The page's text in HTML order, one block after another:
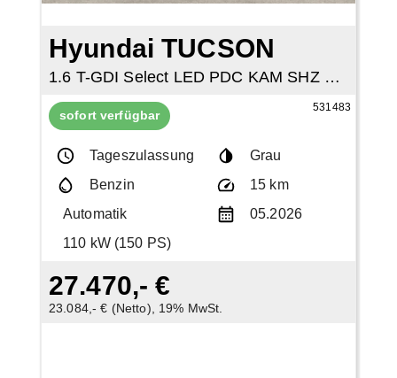
Hyundai TUCSON
1.6 T-GDI Select LED PDC KAM SHZ NAVI TEMP
sofort verfügbar
531483
Tageszulassung
Grau
Benzin
15 km
Automatik
05.2026
110 kW (150 PS)
27.470,- €
23.084,- € (Netto), 19% MwSt.